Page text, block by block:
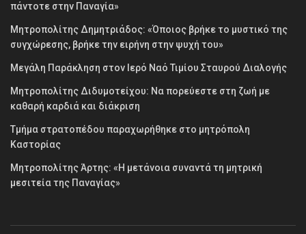
πάντοτε στην Παναγία»
Μητροπολίτης Δημητριάδος: «Όποιος βρήκε το μυστικό της
συγχώρεσης, βρήκε την ειρήνη στην ψυχή του»
Μεγάλη Παράκληση στον Ιερό Ναό Τιμίου Σταυρού Διαλογής
Μητροπολίτης Διδυμοτείχου: Να πορεύεστε στη ζωή με
καθαρή καρδιά και διάκριση
Τμήμα στρατοπέδου παραχωρήθηκε στο μητρόπολη
Καστορίας
Μητροπολίτης Άρτης: «Η μετάνοια συναντά τη μητρική
μεσιτεία της Παναγίας»